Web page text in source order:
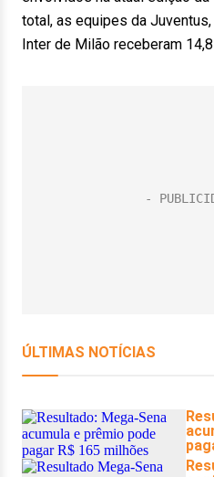
total, as equipes da
Inter de Milão receberam